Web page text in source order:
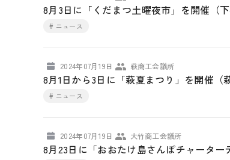
8月3日に「くだまつ土曜夜市」を開催（下
# ニュース
2024年07月19日 萩商工会議所
8月1日から3日に「萩夏まつり」を開催（
# ニュース
2024年07月19日 大竹商工会議所
8月23日に「おおたけ島さんぽチャーター